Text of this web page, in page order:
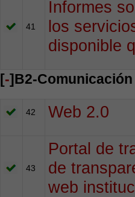
41
Informes
los
disponible
[-]B2-
42 Web 2.0
43
Portal de
de
web